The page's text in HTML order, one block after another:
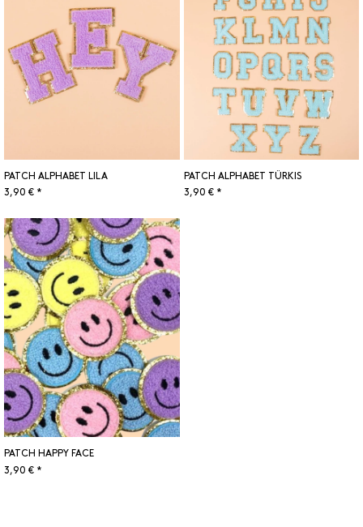
PATCH ALPHABET LILA
3,90 € *
PATCH ALPHABET TÜRKIS
3,90 € *
PATCH HAPPY FACE
3,90 € *